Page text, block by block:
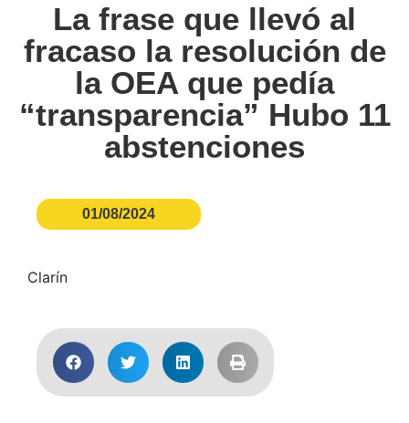
La frase que llevó al
fracaso la resolución de
la OEA que pedía
“transparencia” Hubo 11
abstenciones
01/08/2024
Clarín